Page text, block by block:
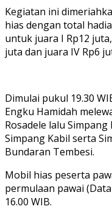
Kegiatan ini
hias dengan total
untuk juara I Rp12
juta dan juara IV Rp6
Dimulai pukul 19.30
Engku Hamidah
Rosadele lalu
Simpang Kabil serta
Bundaran Tembesi.
Mobil hias peserta
permulaan pawai
16.00 WIB.